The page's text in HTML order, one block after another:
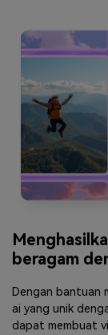
beragam
Dengan bantuan
ai yang unik
dapat membuat